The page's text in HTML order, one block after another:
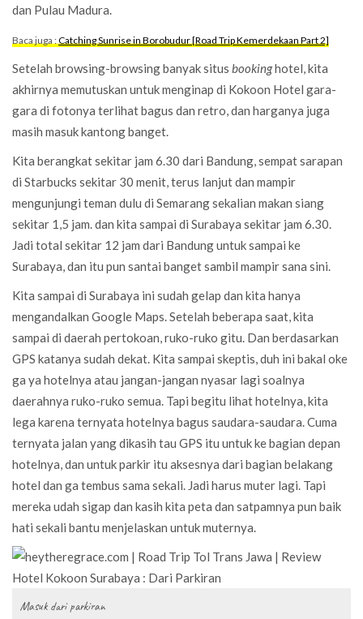
dan Pulau Madura.
Baca juga :Catching Sunrise in Borobudur [Road Trip Kemerdekaan Part 2]
Setelah browsing-browsing banyak situs bookinghotel, kita
akhirnya memutuskan untuk menginap di Kokoon Hotel gara-
gara di fotonya terlihat bagus dan retro, dan harganya juga
masih masuk kantong banget.
Kita berangkat sekitar jam 6.30 dari Bandung, sempat sarapan
di Starbucks sekitar 30 menit, terus lanjut dan mampir
mengunjungi teman dulu di Semarang sekalian makan siang
sekitar 1,5 jam. dan kita sampai di Surabaya sekitar jam 6.30.
Jadi total sekitar 12 jam dari Bandung untuk sampai ke
Surabaya, dan itu pun santai banget sambil mampir sana sini.
Kita sampai di Surabaya ini sudah gelap dan kita hanya
mengandalkan Google Maps. Setelah beberapa saat, kita
sampai di daerah pertokoan, ruko-ruko gitu. Dan berdasarkan
GPS katanya sudah dekat. Kita sampai skeptis, duh ini bakal oke
ga ya hotelnya atau jangan-jangan nyasar lagi soalnya
daerahnya ruko-ruko semua. Tapi begitu lihat hotelnya, kita
lega karena ternyata hotelnya bagus saudara-saudara. Cuma
ternyata jalan yang dikasih tau GPS itu untuk ke bagian depan
hotelnya, dan untuk parkir itu aksesnya dari bagian belakang
hotel dan ga tembus sama sekali. Jadi harus muter lagi. Tapi
mereka udah sigap dan kasih kita peta dan satpamnya pun baik
hati sekali bantu menjelaskan untuk muternya.
Masuk dari parkiran